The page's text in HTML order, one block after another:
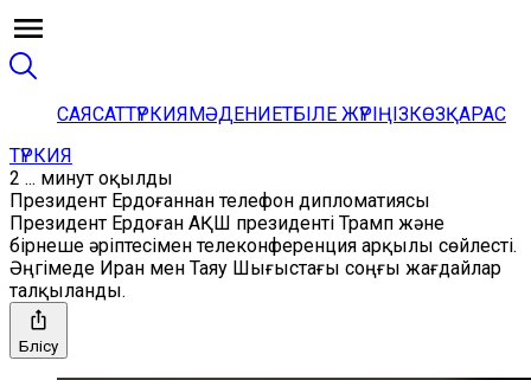
САЯСАТТҮРКИЯМӘДЕНИЕТБІЛЕ ЖҮРІҢІЗКӨЗҚАРАС
ТҮРКИЯ
2 ... минут оқылды
Президент Ердоғаннан телефон дипломатиясы
Президент Ердоған АҚШ президенті Трамп және
бірнеше әріптесімен телеконференция арқылы сөйлесті.
Әңгімеде Иран мен Таяу Шығыстағы соңғы жағдайлар
талқыланды.
Бөлісу